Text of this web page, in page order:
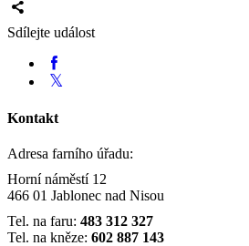
Sdílejte událost
Kontakt
Adresa farního úřadu:
Horní náměstí 12
466 01 Jablonec nad Nisou
Tel. na faru: 483 312 327
Tel. na kněze: 602 887 143